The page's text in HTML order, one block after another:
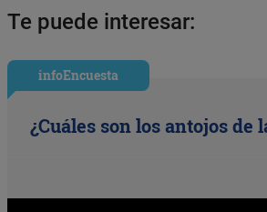
Te puede interesar:
infoEncuesta
¿Cuáles son los antojos de